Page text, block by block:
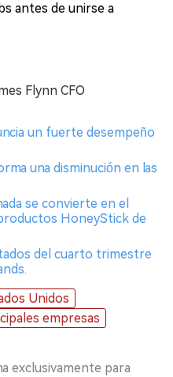
antes de unirse a
Flynn CFO
un fuerte desempeño
una disminución en las
se convierte en el
HoneyStick de
del cuarto trimestre
Unidos
empresas
exclusivamente para